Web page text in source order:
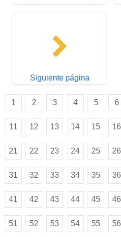
Siguiente página
1 2 3 4 5 6
11 12 13 14 15 16
21 22 23 24 25 26
31 32 33 34 35 36
41 42 43 44 45 46
51 52 53 54 55 56